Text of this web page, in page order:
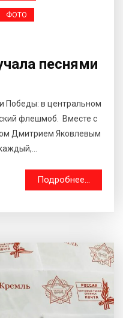
ФОТО
песнями
Победы: в центральном
флешмоб. Вместе с
Дмитрием Яковлевым
Подробнее...